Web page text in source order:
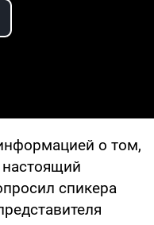
Video
о том,
настоящий
спикера